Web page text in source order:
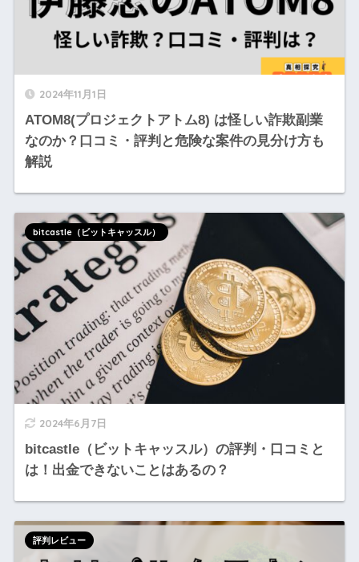
2024年11月1日
ATOM8(プロジェクトアトム8) は怪しい詐欺副業
なのか？口コミ・評判と危険な案件の見分け方も
解説
2024年6月7日
bitcastle（ビットキャッスル）の評判・口コミと
は！出金できないことはあるの？
bitcastle（ビットキャッスル）
評判レビュー